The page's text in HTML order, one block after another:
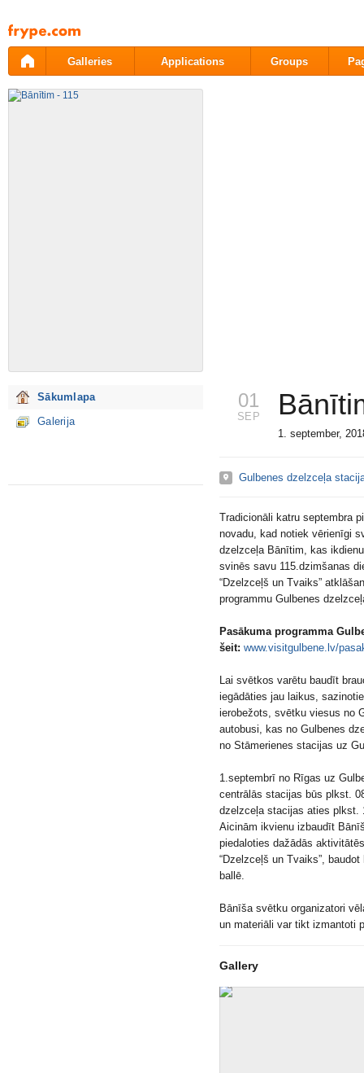
Pāriet
uz
saturu
Galleries Applications Groups
Sākumlapa
Galerija
01
SEP
1. september,
Gulbenes dzelzceļa
Tradicionāli katru septembra
novadu, kad notiek vērienīgi
dzelzceļa Bānītim, kas
svinēs savu 115.dzimšanas
“Dzelzceļš un Tvaiks”
programmu Gulbenes
Pasākuma programma
šeit: www.visitgulbene.lv/
Lai svētkos varētu baudīt
iegādāties jau laikus,
ierobežots, svētku viesus no
autobusi, kas no Gulbenes
no Stāmerienes stacijas uz
1.septembrī no Rīgas uz
centrālās stacijas būs plkst.
dzelzceļa stacijas aties plkst.
Aicinām ikvienu izbaudīt
piedaloties dažādās
“Dzelzceļš un Tvaiks”,
ballē.
Bānīša svētku organizatori
un materiāli var tikt izmantoti
Gallery